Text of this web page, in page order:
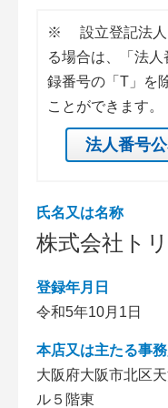
※
設立登記法
る場合は、「法
録番号の「T」を
ことができます。
法人番号
氏名又は名称
株式会社ト
登録年月日
令和5年10月1日
本店又は主たる事
大阪府大阪市北区
ル５階東